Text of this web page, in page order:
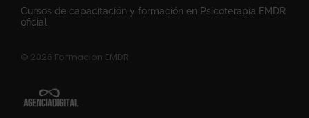
Cursos de capacitación y formación en Psicoterapia EMDR
oficial
© 2026 Formacion EMDR